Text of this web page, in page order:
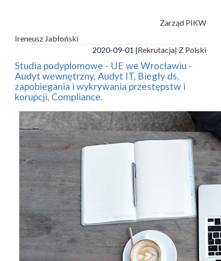
Zarząd PIKW
Ireneusz Jabłoński
2020-09-01 |Rekrutacja| Z Polski
Studia podyplomowe - UE we Wrocławiu -
Audyt wewnętrzny, Audyt IT, Biegły ds.
zapobiegania i wykrywania przestępstw i
korupcji, Compliance.